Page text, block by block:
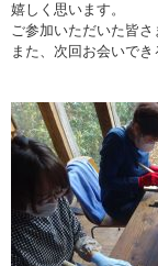
嬉しく思います。
ご参加いただいた皆さ
また、次回お会いでき